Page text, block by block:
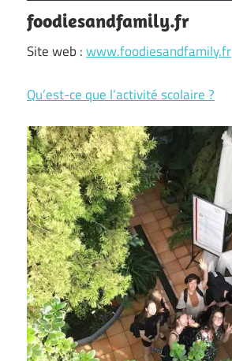
foodiesandfamily.fr
Site web :www.foodiesandfamily.fr
Qu’est-ce que l’activité scolaire ?